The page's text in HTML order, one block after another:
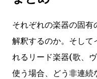
それぞれの楽器の固有
解釈するのか。そして
れるリード楽器(歌、
使う場合、どう非連続